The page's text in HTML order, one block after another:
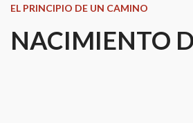
EL PRINCIPIO DE UN CAMINO
NACIMIENTO